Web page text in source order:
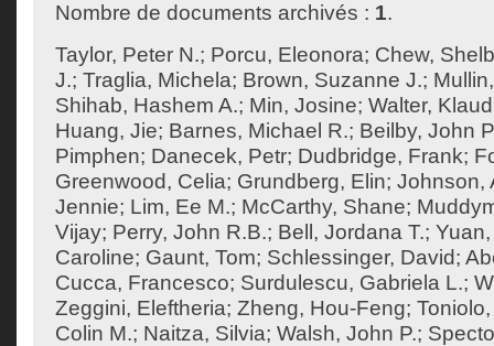
Nombre de documents archivés : 1.
Taylor, Peter N.; Porcu, Eleonora; Chew,
J.; Traglia, Michela; Brown, Suzanne J.;
Shihab, Hashem A.; Min, Josine; Walter,
Huang, Jie; Barnes, Michael R.; Beilby, John
Pimphen; Danecek, Petr; Dudbridge, Frank;
Greenwood, Celia; Grundberg, Elin; Johnson,
Jennie; Lim, Ee M.; McCarthy, Shane;
Vijay; Perry, John R.B.; Bell, Jordana T.;
Caroline; Gaunt, Tom; Schlessinger, David;
Cucca, Francesco; Surdulescu, Gabriela L.;
Zeggini, Eleftheria; Zheng, Hou-Feng;
Colin M.; Naitza, Silvia; Walsh, John P.;